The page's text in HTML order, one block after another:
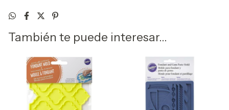
También te puede interesar...